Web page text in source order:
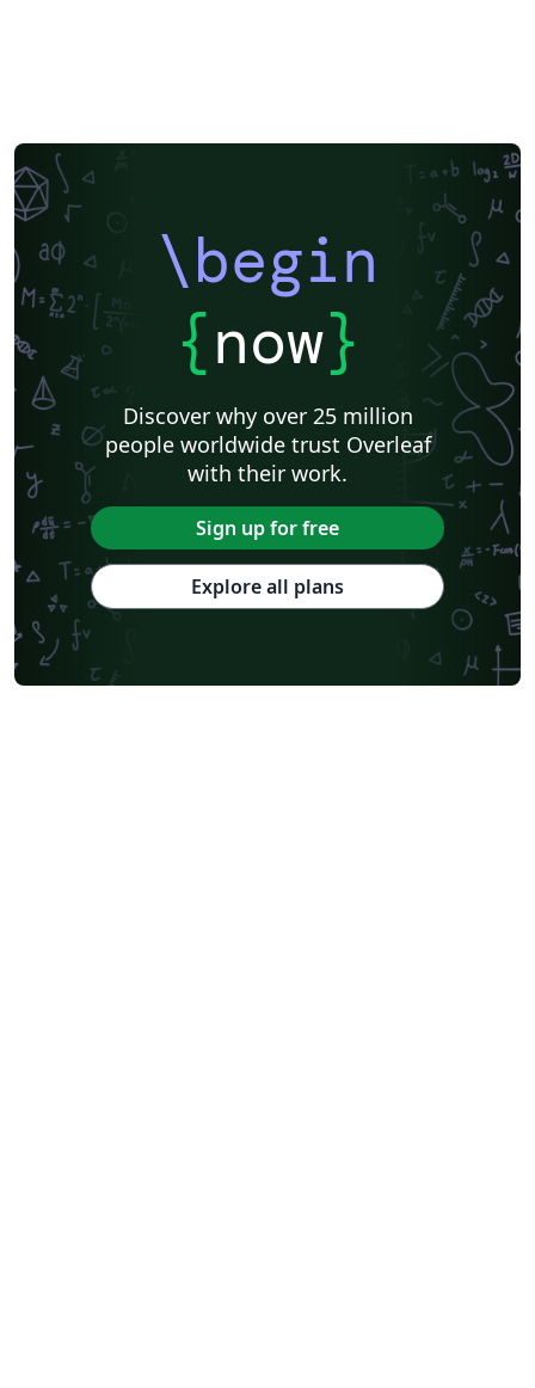
\begin
{now}
Discover why over 25 million
people worldwide trust Overleaf
with their work.
Sign up for free
Explore all plans